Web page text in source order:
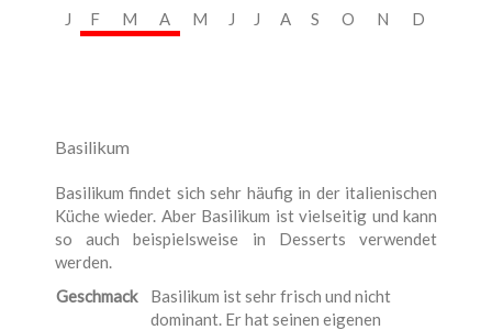
J F M A M J J A S O N D
Basilikum
Basilikum findet sich sehr häufig in der italienischen
Küche wieder. Aber Basilikum ist vielseitig und kann
so auch beispielsweise in Desserts verwendet
werden.
Geschmack
Basilikum ist sehr frisch und nicht
dominant. Er hat seinen eigenen